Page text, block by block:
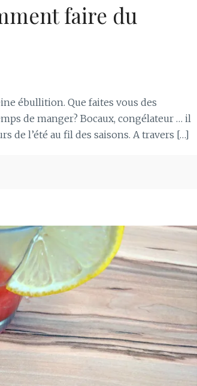
faire du
ébullition. Que faites vous des
de manger? Bocaux, congélateur … il
de l’été au fil des saisons. A travers […]